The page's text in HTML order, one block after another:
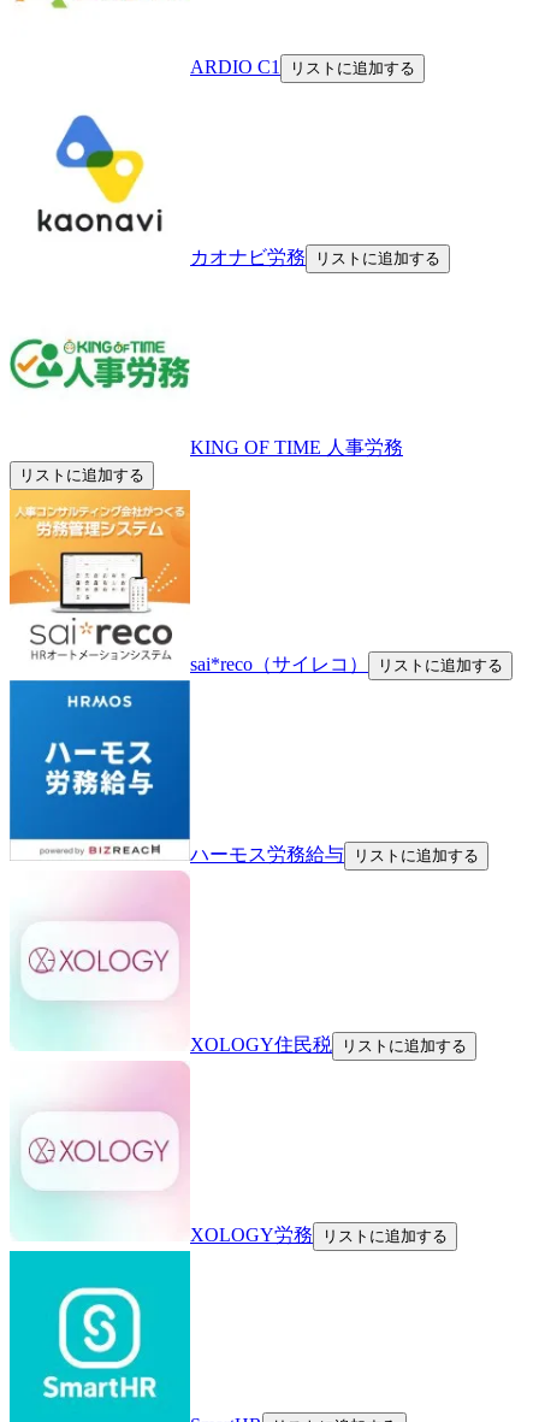
ARDIO C1 リストに追加する
カオナビ労務 リストに追加する
KING OF TIME 人事労務
リストに追加する
sai*reco（サイレコ） リストに追加する
ハーモス労務給与 リストに追加する
XOLOGY住民税 リストに追加する
XOLOGY労務 リストに追加する